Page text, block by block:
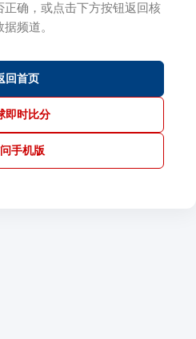
确，或点击下方按钮返回核
频道。
回首页
即时比分
手机版